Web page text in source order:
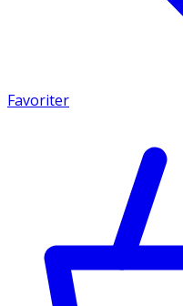
Favoriter